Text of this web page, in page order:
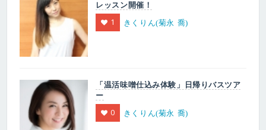
レッスン開催！
1 きくりん(菊永 喬)
「温活味噌仕込み体験」日帰りバスツア
ー
0 きくりん(菊永 喬)